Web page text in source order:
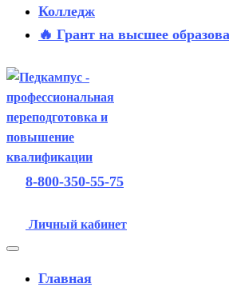
Колледж
🔥 Грант на высшее
8-800-350-55-75
Личный кабинет
Главная